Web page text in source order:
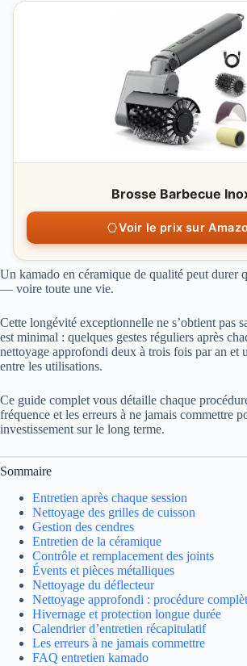
Brosse Barbecue
Voir le prix sur
Un kamado en céramique de qualité peut durer
— voire toute une vie.
Cette longévité exceptionnelle ne s’obtient pas
est minimal : quelques gestes réguliers après
nettoyage approfondi deux à trois fois par an et
entre les utilisations.
Ce guide complet vous détaille chaque
fréquence et les erreurs à ne jamais commettre
investissement sur le long terme.
Sommaire
Entretien après chaque session
Nettoyage des grilles de cuisson
Gestion des cendres
Entretien de la céramique
Contrôle et remplacement des joints
Évents et pièces métalliques
Nettoyage du déflecteur
Nettoyage approfondi : procédure
Hivernage et protection longue durée
Calendrier d’entretien récapitulatif
Les erreurs à ne jamais commettre
FAQ entretien kamado